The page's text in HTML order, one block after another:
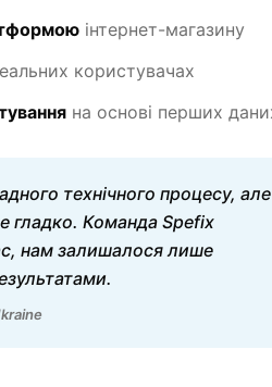
інтернет-магазину
користувачах
на основі перших
технічного процесу, але
гладко. Команда Spefix
нам залишалося лише